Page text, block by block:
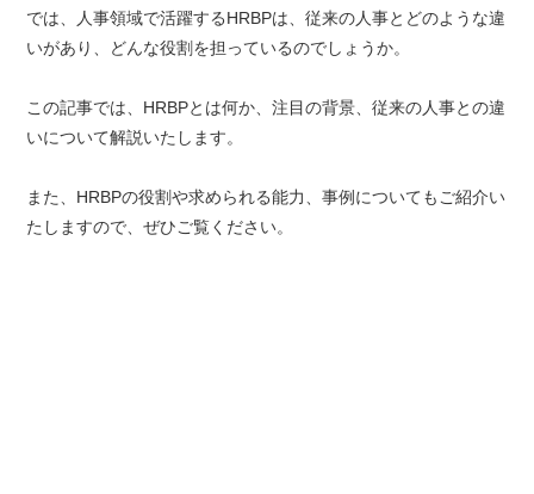
では、人事領域で活躍するHRBPは、従来の人事とどのような違
いがあり、どんな役割を担っているのでしょうか。
この記事では、HRBPとは何か、注目の背景、従来の人事との違
いについて解説いたします。
また、HRBPの役割や求められる能力、事例についてもご紹介い
たしますので、ぜひご覧ください。